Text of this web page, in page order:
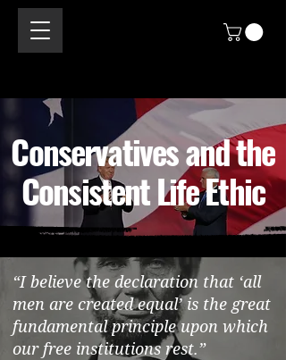
Conservatives and the
Consistent Life Ethic
“I believe the declaration that ‘all
men are created equal’ is the great
fundamental principle upon which
our free institutions rest.”